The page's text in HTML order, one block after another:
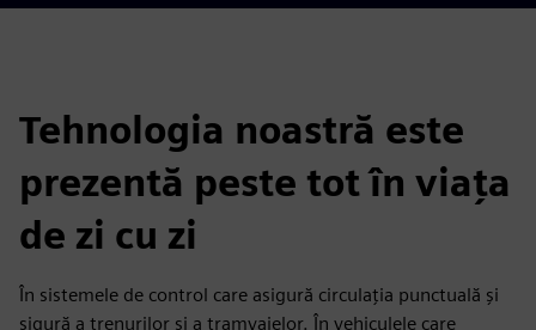
Tehnologia noastră este
prezentă peste tot în viața
de zi cu zi
În sistemele de control care asigură circulația punctuală și
sigură a trenurilor și a tramvaielor. În vehiculele care